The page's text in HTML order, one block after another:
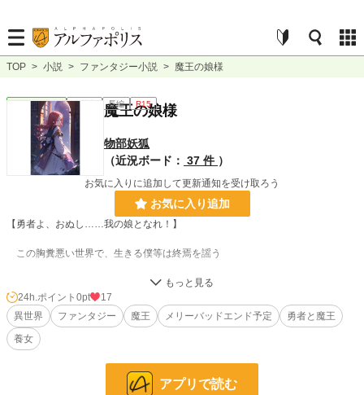
TOP > 小説 > ファンタジー小説 > 魔王の娘様
ファンタジー 連載中 長編 R15
魔王の娘様
物部妖狐
（近況ボード： 37 件 ）
お気に入りに追加して更新通知を受け取ろう
お気に入り追加
【勇者よ、おぬし……我の娘となれ！】
この胸糞悪い世界で、生きる僕等は終焉を謡う
228,744 位 / 228,744 件
ファンタジー 53,296 位 / 53,296 件
お気に入り
24h.ポイント 0pt
17
異世界
ファンタジー 魔王 メリーバッドエンド予定
勇者と魔王
養女
アプリで読む